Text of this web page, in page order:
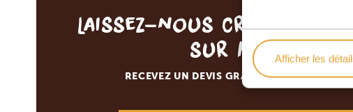
Afficher les
Laissez-nous créer votre
sur mesure
RECEVEZ UN DEVIS GRATUIT, SANS